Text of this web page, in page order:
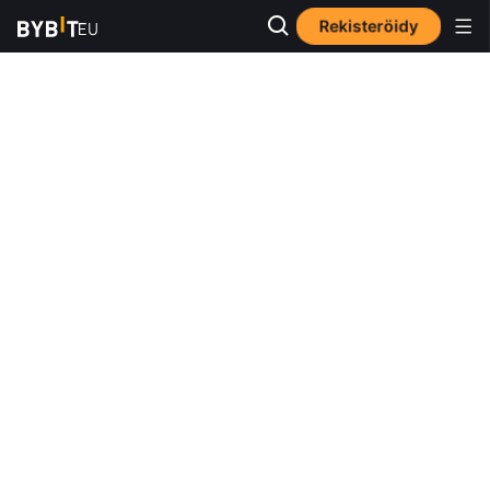
Rekisteröidy